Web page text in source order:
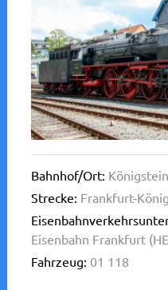
Bahnhof/Ort: Königstein
Strecke: Frankfurt-
Eisenbahn Frankfurt
Fahrzeug: 01 118